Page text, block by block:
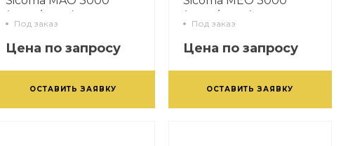
Под заказ
Цена по запросу
ОСТАВИТЬ ЗАЯВКУ
Под заказ
Цена по запросу
ОСТАВИТЬ ЗАЯВКУ